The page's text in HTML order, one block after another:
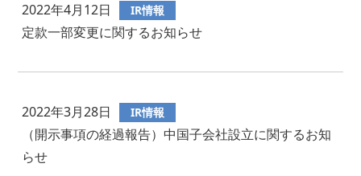
2022年4月12日 IR情報
定款一部変更に関するお知らせ
2022年3月28日 IR情報
（開示事項の経過報告）中国子会社設立に関するお知
らせ